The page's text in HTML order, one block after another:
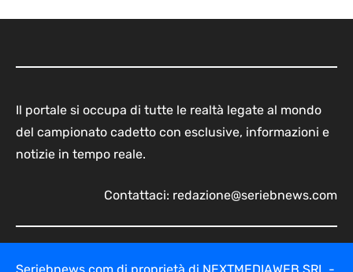
Il portale si occupa di tutte le realtà legate al mondo
del campionato cadetto con esclusive, informazioni e
notizie in tempo reale.
Contattaci: redazione@seriebnews.com